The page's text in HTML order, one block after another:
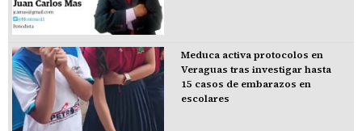
Meduca activa protocolos en
Veraguas tras investigar hasta
15 casos de embarazos en
escolares